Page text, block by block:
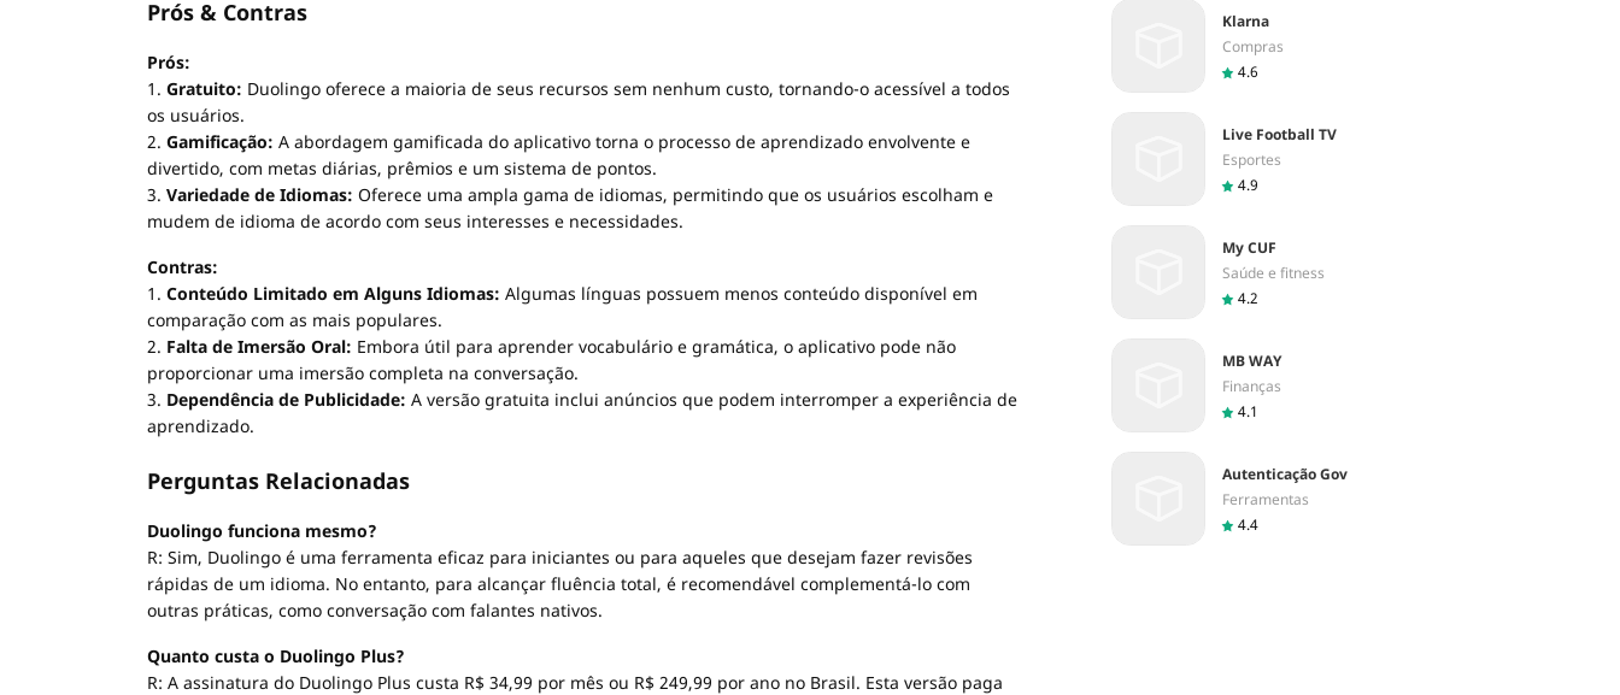
Prós & Contras
Prós:
1. Gratuito: Duolingo oferece a maioria de seus recursos sem nenhum custo, tornando-o acessível a todos
os usuários.
2. Gamificação: A abordagem gamificada do aplicativo torna o processo de aprendizado envolvente e
divertido, com metas diárias, prêmios e um sistema de pontos.
3. Variedade de Idiomas: Oferece uma ampla gama de idiomas, permitindo que os usuários escolham e
mudem de idioma de acordo com seus interesses e necessidades.
Contras:
1. Conteúdo Limitado em Alguns Idiomas: Algumas línguas possuem menos conteúdo disponível em
comparação com as mais populares.
2. Falta de Imersão Oral: Embora útil para aprender vocabulário e gramática, o aplicativo pode não
proporcionar uma imersão completa na conversação.
3. Dependência de Publicidade: A versão gratuita inclui anúncios que podem interromper a experiência de
aprendizado.
Perguntas Relacionadas
Duolingo funciona mesmo?
R: Sim, Duolingo é uma ferramenta eficaz para iniciantes ou para aqueles que desejam fazer revisões
rápidas de um idioma. No entanto, para alcançar fluência total, é recomendável complementá-lo com
outras práticas, como conversação com falantes nativos.
Quanto custa o Duolingo Plus?
R: A assinatura do Duolingo Plus custa R$ 34,99 por mês ou R$ 249,99 por ano no Brasil. Esta versão paga
Klarna
Compras
4.6
Live Football TV
Esportes
4.9
My CUF
Saúde e fitness
4.2
MB WAY
Finanças
4.1
Autenticação Gov
Ferramentas
4.4